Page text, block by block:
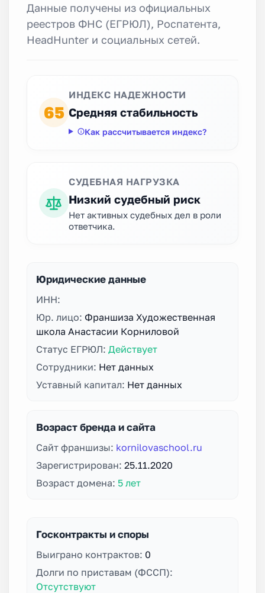
Данные получены из официальных
реестров ФНС (ЕГРЮЛ), Роспатента,
HeadHunter и социальных сетей.
65
ИНДЕКС НАДЕЖНОСТИ
Средняя стабильность
Как рассчитывается индекс?
СУДЕБНАЯ НАГРУЗКА
Низкий судебный риск
Нет активных судебных дел в роли
ответчика.
Юридические данные
ИНН:
Юр. лицо: Франшиза Художественная
школа Анастасии Корниловой
Статус ЕГРЮЛ: Действует
Сотрудники: Нет данных
Уставный капитал: Нет данных
Возраст бренда и сайта
Сайт франшизы: kornilovaschool.ru
Зарегистрирован: 25.11.2020
Возраст домена: 5 лет
Госконтракты и споры
Выиграно контрактов: 0
Долги по приставам (ФССП):
Отсутствуют